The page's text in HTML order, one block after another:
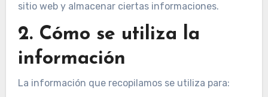
sitio web y almacenar ciertas informaciones.
2. Cómo se utiliza la
información
La información que recopilamos se utiliza para: